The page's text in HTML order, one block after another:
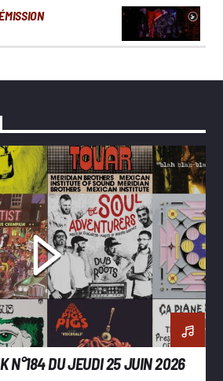
N°184 DU JEUDI 25 JUIN 2026